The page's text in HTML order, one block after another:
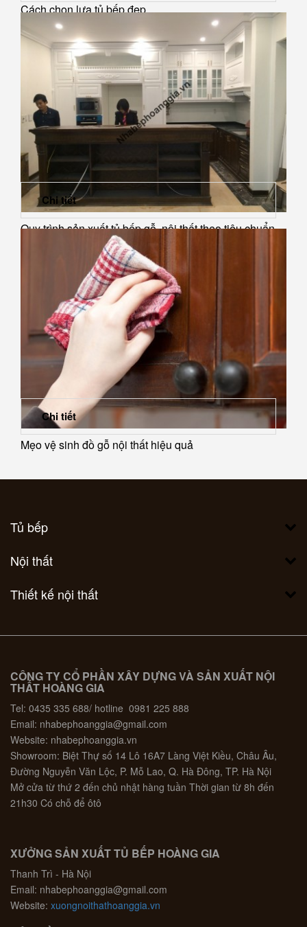
Cách chọn lựa tủ bếp đẹp
Quy trình sản xuất tủ bếp gỗ, nội thất theo tiêu chuẩn
Chi tiết
Mẹo vệ sinh đồ gỗ nội thất hiệu quả
Chi tiết
Tủ bếp
Nội thất
Thiết kế nội thất
CÔNG TY CỔ PHẦN XÂY DỰNG VÀ SẢN XUẤT NỘI
THẤT HOÀNG GIA
Tel: 0435 335 688/ hotline 0981 225 888
Email: nhabephoanggia@gmail.com
Website: nhabephoanggia.vn
Showroom: Biệt Thự số 14 Lô 16A7 Làng Việt Kiều, Châu Âu,
Đường Nguyễn Văn Lộc, P. Mỗ Lao, Q. Hà Đông, TP. Hà Nội
Mở cửa từ thứ 2 đến chủ nhật hàng tuần Thời gian từ 8h đến
21h30 Có chỗ để ôtô
XƯỞNG SẢN XUẤT TỦ BẾP HOÀNG GIA
Thanh Trì - Hà Nội
Email: nhabephoanggia@gmail.com
Website: xuongnoithathoanggia.vn